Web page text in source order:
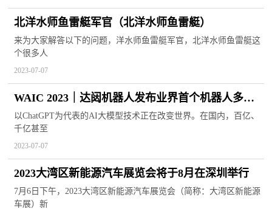
北洋水师鱼雷艇军官（北洋水师鱼雷艇）
来为大家解答以下的问题，洋水师鱼雷艇军官，北洋水师鱼雷艇这
个很多人
2023-07-07
WAIC 2023｜达闼机器人发布业界首个机器人多模
态大模型RobotGPT
以ChatGPT为代表的AI大模型技术正在改变世界。在国内，百亿、
千亿甚至
2023-07-07
2023大湾区新能源汽车展览会将于8月在深圳举行
7月6日下午，2023大湾区新能源汽车展览会（简称：大湾区新能源
车展）新